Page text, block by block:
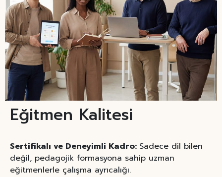
Eğitmen Kalitesi
Sertifikalı ve Deneyimli Kadro: Sadece dil bilen
değil, pedagojik formasyona sahip uzman
eğitmenlerle çalışma ayrıcalığı.